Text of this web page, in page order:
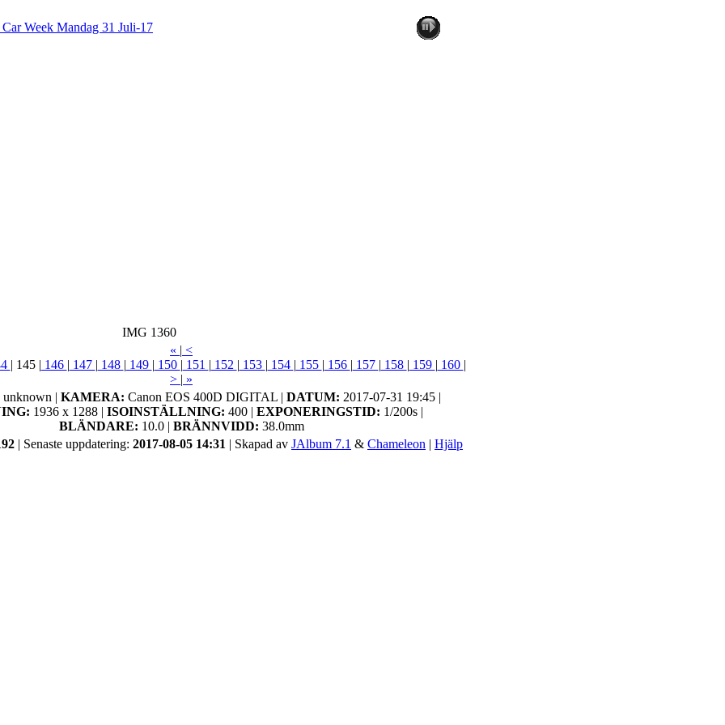
Car Week Mandag 31 Juli-17
IMG 1360
« | <
| 145 | 146 | 147 | 148 | 149 | 150 | 151 | 152 | 153 | 154 | 155 | 156 | 157 | 158 | 159 | 160 |
> | »
unknown | KAMERA: Canon EOS 400D DIGITAL | DATUM: 2017-07-31 19:45 |
1936 x 1288 | ISOINSTÄLLNING: 400 | EXPONERINGSTID: 1/200s |
BLÄNDARE: 10.0 | BRÄNNVIDD: 38.0mm
| Senaste uppdatering: 2017-08-05 14:31 | Skapad av JAlbum 7.1 & Chameleon | Hjälp